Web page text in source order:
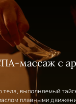
массаж с
тела, выполняемый
плавными